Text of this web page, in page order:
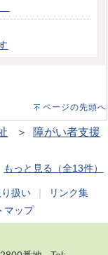
ページの先頭へ
＞ 障がい者支援
もっと見る（全13件）
扱い
リンク集
マップ